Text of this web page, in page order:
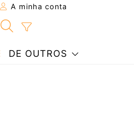
A minha conta
DE OUTROS